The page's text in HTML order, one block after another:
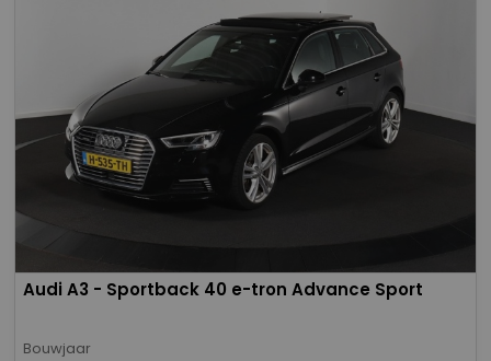
Audi A3 - Sportback 40 e-tron Advance Sport
Bouwjaar